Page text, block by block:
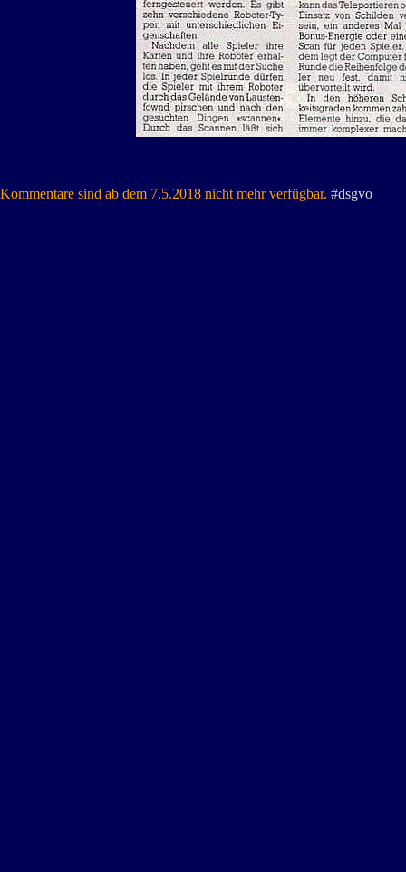
Kommentare sind ab dem 7.5.2018 nicht mehr verfügbar. #dsgvo